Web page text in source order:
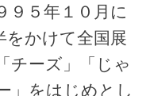
５年１０月に
をかけて全国展
チーズ」「じゃ
」をはじめとし